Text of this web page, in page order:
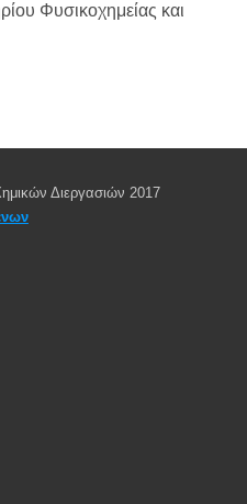
Φυσικοχημείας και
Διεργασιών 2017